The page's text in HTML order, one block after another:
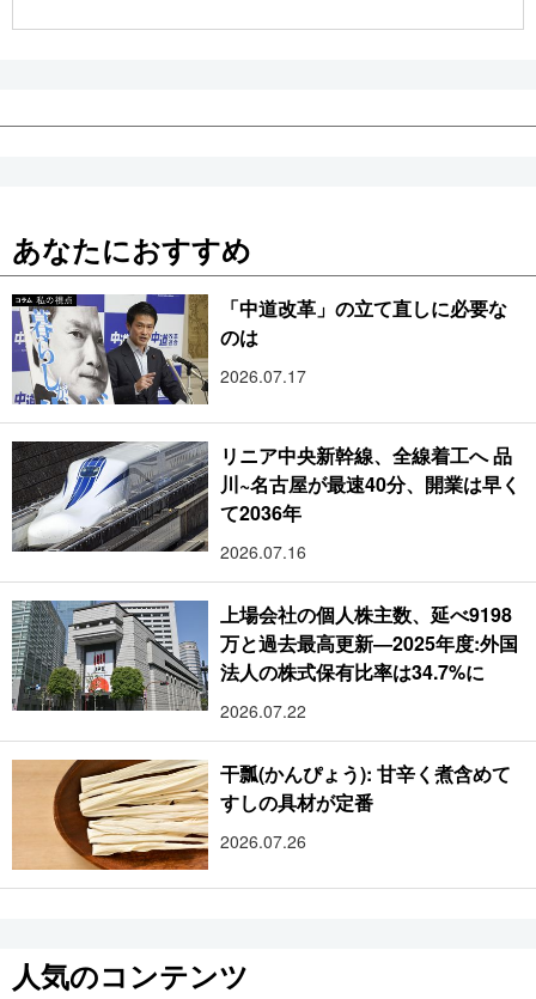
あなたにおすすめ
「中道改革」の立て直しに必要な
のは
2026.07.17
リニア中央新幹線、全線着工へ 品
川~名古屋が最速40分、開業は早く
て2036年
2026.07.16
上場会社の個人株主数、延べ9198
万と過去最高更新―2025年度:外国
法人の株式保有比率は34.7%に
2026.07.22
干瓢(かんぴょう): 甘辛く煮含めて
すしの具材が定番
2026.07.26
人気のコンテンツ